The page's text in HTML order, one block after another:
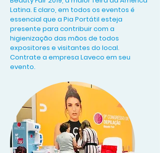
Latina. E claro, em todos os eventos é
essencial que a Pia Portátil esteja
presente para contribuir com a
higienização das mãos de todos
expositores e visitantes do local.
Contrate a empresa Laveco em seu
evento.